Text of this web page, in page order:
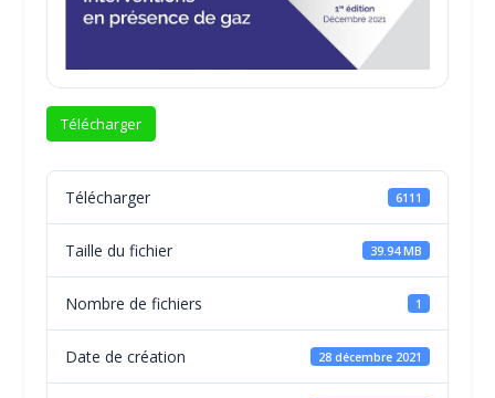
Télécharger
Télécharger 6111
Taille du fichier 39.94 MB
Nombre de fichiers 1
Date de création 28 décembre 2021